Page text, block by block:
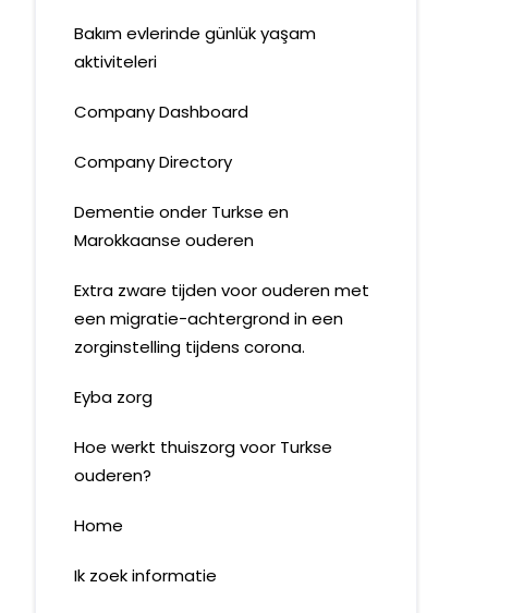
Bakım evlerinde günlük yaşam
aktiviteleri
Company Dashboard
Company Directory
Dementie onder Turkse en
Marokkaanse ouderen
Extra zware tijden voor ouderen met
een migratie-achtergrond in een
zorginstelling tijdens corona.
Eyba zorg
Hoe werkt thuiszorg voor Turkse
ouderen?
Home
Ik zoek informatie